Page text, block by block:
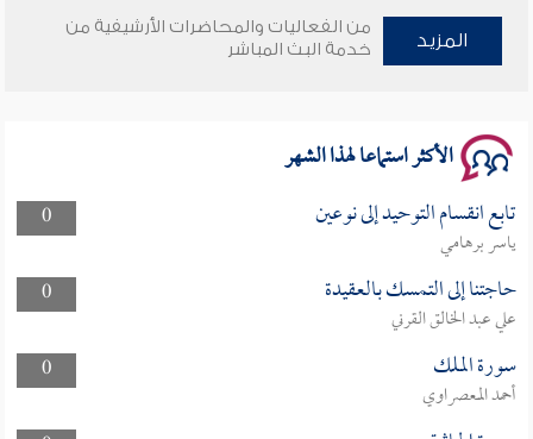
وأمنهم من خوف 9
المزيد
من الفعاليات والمحاضرات الأرشيفية من
خدمة البث المباشر
الأكثر استماعا لهذا الشهر
0 تابع انقسام التوحيد إلى نوعين
ياسر برهامي
0
حاجتنا إلى التمسك بالعقيدة
علي عبد الخالق القرني
0
سورة الملك
أحمد المعصراوي